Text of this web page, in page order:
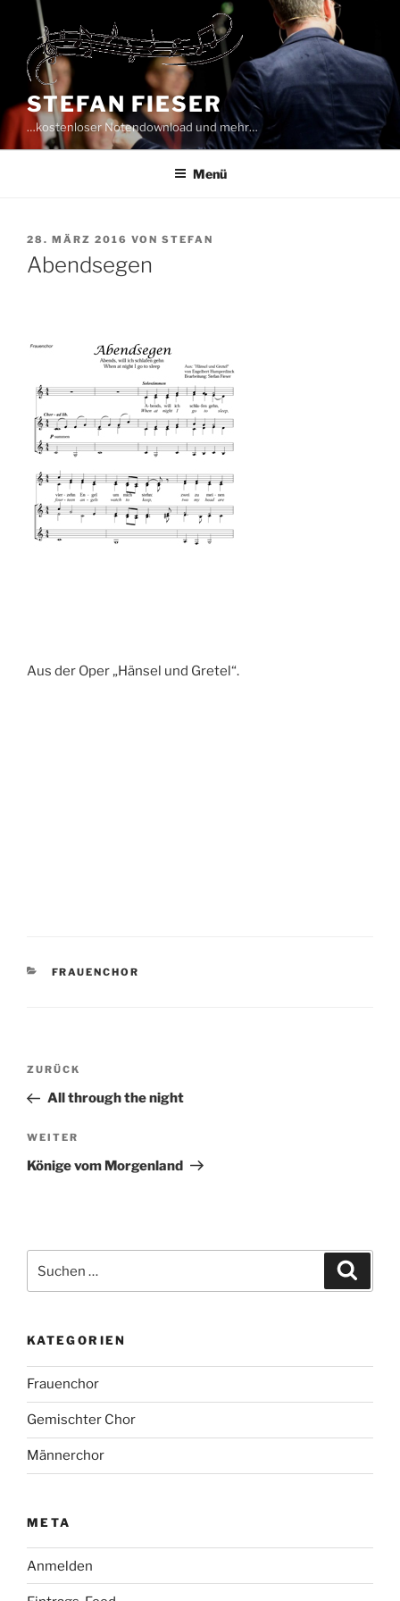
springen
STEFAN FIESER
…kostenloser Notendownload und mehr…
Menü
VERÖFFENTLICHT
AM
28. MÄRZ 2016 VON STEFAN
Abendsegen
Aus der Oper „Hänsel und Gretel“.
KATEGORIEN
FRAUENCHOR
Beitragsnavigation
Vorheriger
Beitrag
ZURÜCK
All through the night
Nächster
Beitrag
WEITER
Könige vom Morgenland
nach:
KATEGORIEN
Frauenchor
Gemischter Chor
Männerchor
META
Anmelden